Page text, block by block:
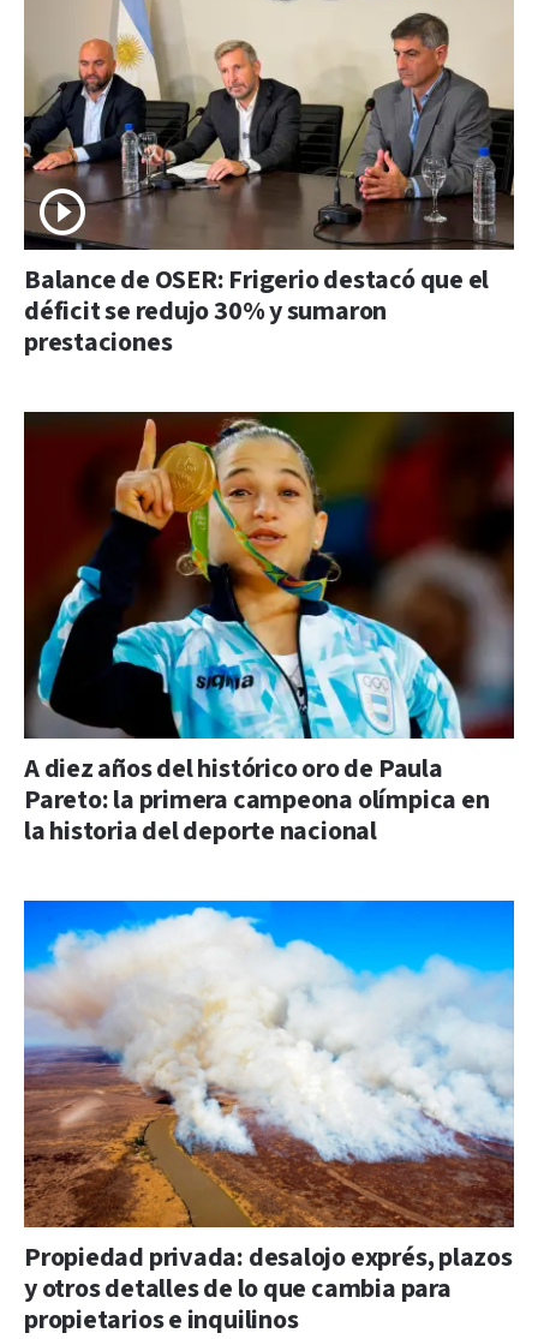
Balance de OSER: Frigerio destacó que el
déficit se redujo 30% y sumaron
prestaciones
A diez años del histórico oro de Paula
Pareto: la primera campeona olímpica en
la historia del deporte nacional
Propiedad privada: desalojo exprés, plazos
y otros detalles de lo que cambia para
propietarios e inquilinos